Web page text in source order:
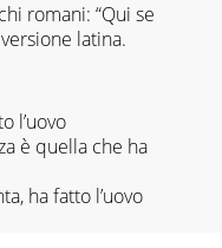
romani: “Qui se
latina.
l’uovo
è quella che ha
ha fatto l’uovo